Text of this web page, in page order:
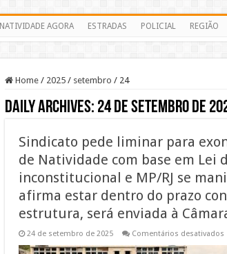
NATIVIDADE AGORA ESTRADAS POLICIAL REGIÃO
Home / 2025 / setembro / 24
Daily Archives: 24 de setembro de
Sindicato pede liminar para
de Natividade com base em Lei
inconstitucional e MP/RJ se
afirma estar dentro do prazo
estrutura, será enviada à
24 de setembro de 2025 Comentários desativados